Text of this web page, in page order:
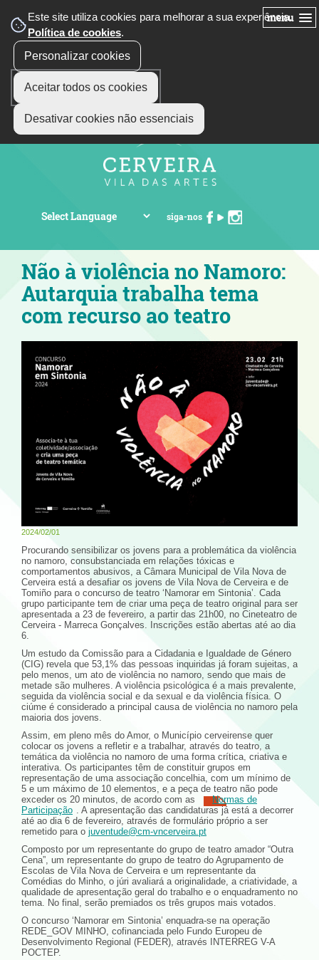
Este site utiliza cookies para melhorar a sua experiência.
Política de cookies.
Personalizar cookies
Aceitar todos os cookies
Desativar cookies não essenciais
menu
siga-nos
Não à violência no Namoro:
Autarquia trabalha tema
com recurso ao teatro
2024/02/01
Procurando sensibilizar os jovens para a problemática da violência
no namoro, consubstanciada em relações tóxicas e
comportamentos abusivos, a Câmara Municipal de Vila Nova de
Cerveira está a desafiar os jovens de Vila Nova de Cerveira e de
Tomiño para o concurso de teatro ‘Namorar em Sintonia’. Cada
grupo participante tem de criar uma peça de teatro original para ser
apresentada a 23 de fevereiro, a partir das 21h00, no Cineteatro de
Cerveira - Marreca Gonçalves. Inscrições estão abertas até ao dia
6.
Um estudo da Comissão para a Cidadania e Igualdade de Género
(CIG) revela que 53,1% das pessoas inquiridas já foram sujeitas, a
pelo menos, um ato de violência no namoro, sendo que mais de
metade são mulheres. A violência psicológica é a mais prevalente,
seguida da violência social e da sexual e da violência física. O
ciúme é considerado a principal causa de violência no namoro pela
maioria dos jovens.
Assim, em pleno mês do Amor, o Município cerveirense quer
colocar os jovens a refletir e a trabalhar, através do teatro, a
temática da violência no namoro de uma forma crítica, criativa e
interativa. Os participantes têm de constituir grupos em
representação de uma associação concelhia, com um mínimo de
5 e um máximo de 10 elementos, e a peça de teatro não pode
exceder os 20 minutos, de acordo com as
Normas de
Participação
. A apresentação das candidaturas já está a decorrer
até ao dia 6 de fevereiro, através de formulário próprio a ser
remetido para o juventude@cm-vncerveira.pt
Composto por um representante do grupo de teatro amador “Outra
Cena”, um representante do grupo de teatro do Agrupamento de
Escolas de Vila Nova de Cerveira e um representante da
Comédias do Minho, o júri avaliará a originalidade, a criatividade, a
qualidade de apresentação geral do trabalho e o enquadramento no
tema. No final, serão premiados os três grupos mais votados.
O concurso ‘Namorar em Sintonia’ enquadra-se na operação
REDE_GOV MINHO, cofinanciada pelo Fundo Europeu de
Desenvolvimento Regional (FEDER), através INTERREG V-A
POCTEP.